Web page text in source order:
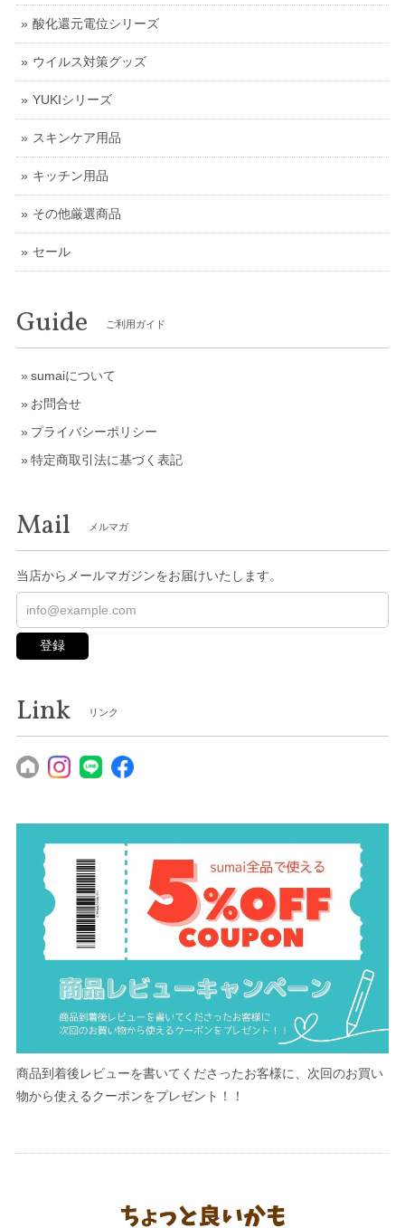
酸化還元電位シリーズ
ウイルス対策グッズ
YUKIシリーズ
スキンケア用品
キッチン用品
その他厳選商品
セール
Guide ご利用ガイド
sumaiについて
お問合せ
プライバシーポリシー
特定商取引法に基づく表記
Mail メルマガ
当店からメールマガジンをお届けいたします。
登録
Link リンク
商品到着後レビューを書いてくださったお客様に、次回のお買い
物から使えるクーポンをプレゼント！！